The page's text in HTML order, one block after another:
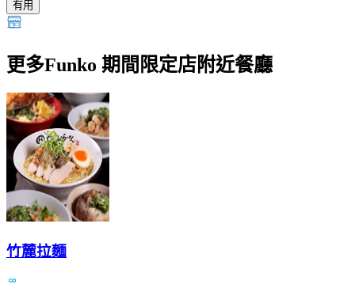
有用
更多Funko 期間限定店附近餐廳
竹麓拉麵